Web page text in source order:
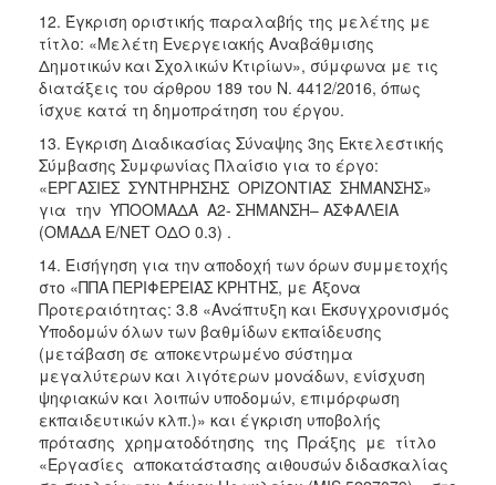
12. Έγκριση οριστικής παραλαβής της μελέτης με
τίτλο: «Μελέτη Ενεργειακής Αναβάθμισης
Δημοτικών και Σχολικών Κτιρίων», σύμφωνα με τις
διατάξεις του άρθρου 189 του Ν. 4412/2016, όπως
ίσχυε κατά τη δημοπράτηση του έργου.
13. Έγκριση Διαδικασίας Σύναψης 3ης Εκτελεστικής
Σύμβασης Συμφωνίας Πλαίσιο για το έργο:
«ΕΡΓΑΣΙΕΣ ΣΥΝΤΗΡΗΣΗΣ ΟΡΙΖΟΝΤΙΑΣ ΣΗΜΑΝΣΗΣ»
για την ΥΠΟΟΜΑΔΑ Α2- ΣΗΜΑΝΣΗ– ΑΣΦΑΛΕΙΑ
(ΟΜΑΔΑ Ε/ΝΕΤ ΟΔΟ 0.3) .
14. Εισήγηση για την αποδοχή των όρων συμμετοχής
στο «ΠΠΑ ΠΕΡΙΦΕΡΕΙΑΣ ΚΡΗΤΗΣ, με Άξονα
Προτεραιότητας: 3.8 «Ανάπτυξη και Εκσυγχρονισμός
Υποδομών όλων των βαθμίδων εκπαίδευσης
(μετάβαση σε αποκεντρωμένο σύστημα
μεγαλύτερων και λιγότερων μονάδων, ενίσχυση
ψηφιακών και λοιπών υποδομών, επιμόρφωση
εκπαιδευτικών κλπ.)» και έγκριση υποβολής
πρότασης χρηματοδότησης της Πράξης με τίτλο
«Εργασίες αποκατάστασης αιθουσών διδασκαλίας